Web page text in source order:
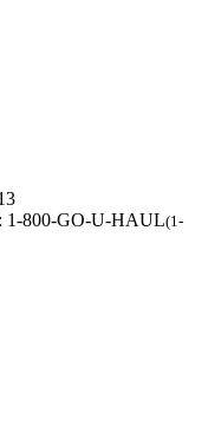
1-800-GO-U-HAUL(1-